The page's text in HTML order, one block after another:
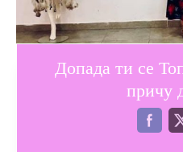
Допада ти се
причу